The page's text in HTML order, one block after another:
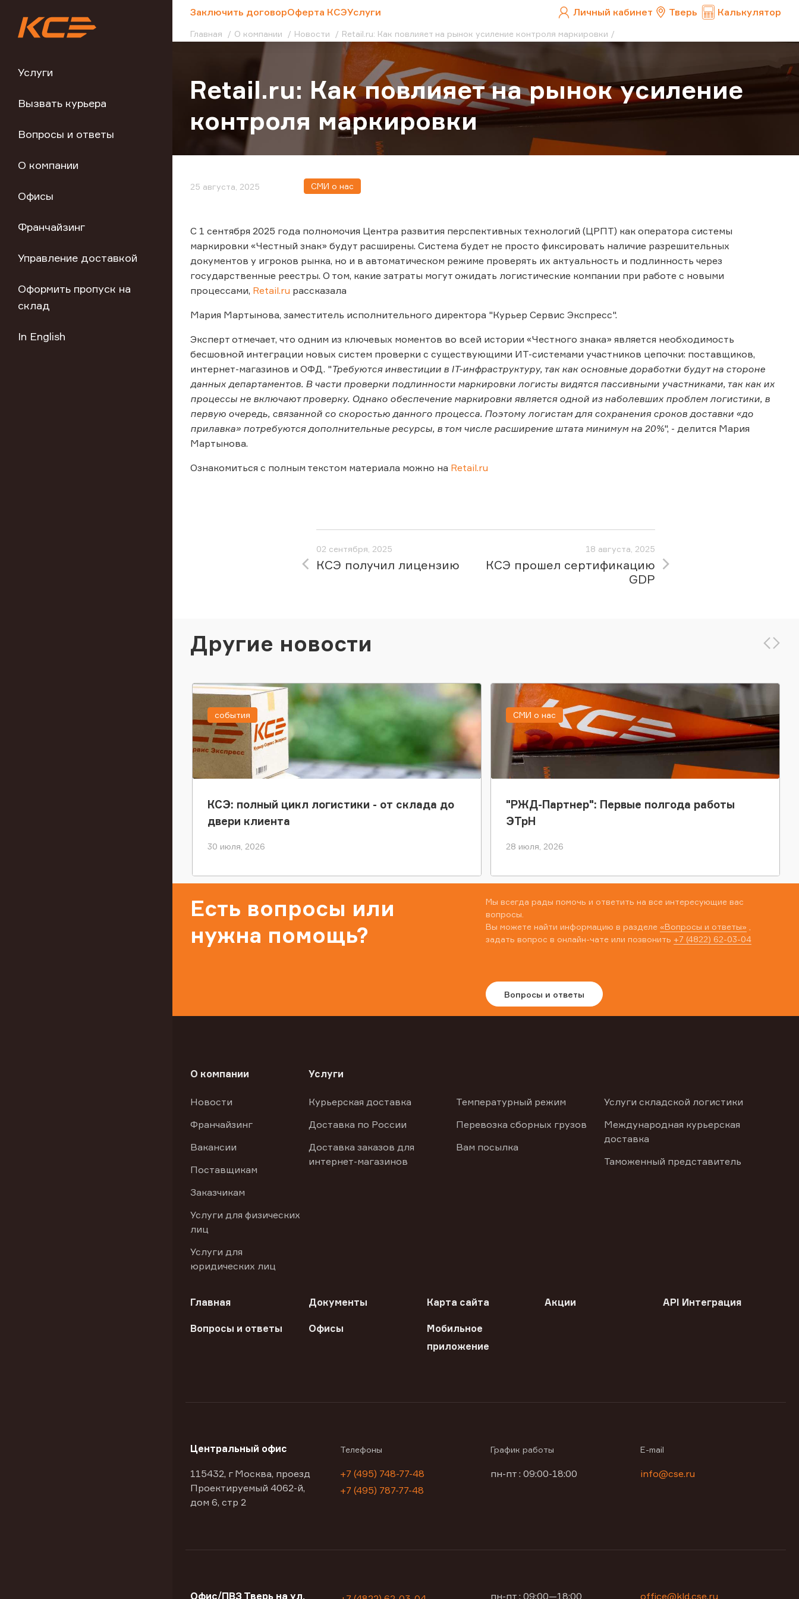
Услуги
Вызвать курьера
Вопросы и ответы
О компании
Офисы
Франчайзинг
Управление доставкой
Оформить пропуск на
склад
In English
Заключить договорОферта КСЭУслуги Личный кабинет Тверь Калькулятор
Главная О компании Новости Retail.ru: Как повлияет на рынок усиление контроля маркировки
Retail.ru: Как повлияет на рынок усиление
контроля маркировки
25 августа, 2025 СМИ о нас
С 1 сентября 2025 года полномочия Центра развития перспективных технологий (ЦРПТ) как оператора системы
маркировки «Честный знак» будут расширены. Система будет не просто фиксировать наличие разрешительных
документов у игроков рынка, но и в автоматическом режиме проверять их актуальность и подлинность через
государственные реестры. О том, какие затраты могут ожидать логистические компании при работе с новыми
процессами, Retail.ru рассказала
Мария Мартынова, заместитель исполнительного директора "Курьер Сервис Экспресс".
Эксперт отмечает, что одним из ключевых моментов во всей истории «Честного знака» является необходимость
бесшовной интеграции новых систем проверки с существующими ИТ-системами участников цепочки: поставщиков,
интернет-магазинов и ОФД. "Требуются инвестиции в IT-инфраструктуру, так как основные доработки будут на стороне
данных департаментов. В части проверки подлинности маркировки логисты видятся пассивными участниками, так как их
процессы не включают проверку. Однако обеспечение маркировки является одной из наболевших проблем логистики, в
первую очередь, связанной со скоростью данного процесса. Поэтому логистам для сохранения сроков доставки «до
прилавка» потребуются дополнительные ресурсы, в том числе расширение штата минимум на 20%", - делится Мария
Мартынова.
Ознакомиться с полным текстом материала можно на Retail.ru
02 сентября, 2025
КСЭ получил лицензию
18 августа, 2025
КСЭ прошел сертификацию
GDP
Другие новости
КСЭ: полный цикл логистики - от склада до
двери клиента
30 июля, 2026
события
"РЖД-Партнер": Первые полгода работы
ЭТрН
28 июля, 2026
СМИ о нас
Есть вопросы или
нужна помощь?
Мы всегда рады помочь и ответить на все интересующие вас
вопросы.
Вы можете найти информацию в разделе «Вопросы и ответы»
задать вопрос в онлайн-чате или позвонить +7 (4822) 62-03-04
Вопросы и ответы
О компании
Новости
Франчайзинг
Вакансии
Поставщикам
Заказчикам
Услуги для физических
лиц
Услуги для
юридических лиц
Услуги
Курьерская доставка
Доставка по России
Доставка заказов для
интернет-магазинов
Температурный режим
Перевозка сборных грузов
Вам посылка
Услуги складской логистики
Международная курьерская
доставка
Таможенный представитель
Главная Документы Карта сайта Акции API Интеграция
Вопросы и ответы Офисы
Мобильное
приложение
Центральный офис
115432, г Москва, проезд
Проектируемый 4062-й,
дом 6, стр 2
Телефоны
+7 (495) 748-77-48
+7 (495) 787-77-48
График работы
пн-пт : 09:00-18:00
E-mail
info@cse.ru
Офис/ПВЗ Тверь на ул. пн-пт : 09:00—18:00 office@kld.cse.ru